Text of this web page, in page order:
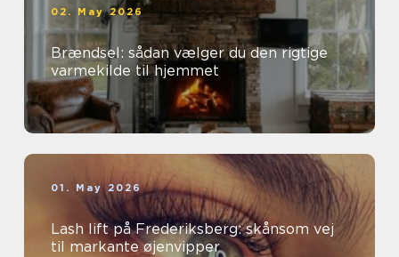
02. May 2026
Brændsel: sådan vælger du den rigtige
varmekilde til hjemmet
01. May 2026
Lash lift på Frederiksberg: skånsom vej
til markante øjenvipper